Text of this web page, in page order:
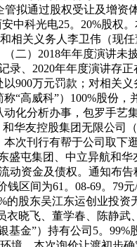
拟通过股权受让及增
中科光电25。20%股
相关义务人李卫伟（
二）2018年年度演讲
录、2020年年度演讲存
900万元罚款；对相关
“高威科”）100%股份
化分析办事，包罗手艺
华友控股集团无限公
次刊行有帮于公司取
屯集团、中立异航和
资金及债权。通知布
区间为61。08-69。
的股东吴江东运创业投
衣晓飞、董学春、陈静
金”）持有公司5。